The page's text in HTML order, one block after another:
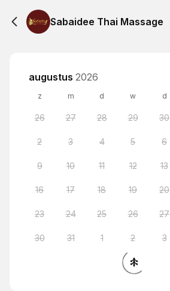
Sabaidee Thai Massage
augustus 2026
z m d w d
26 27 28 29 30
2 3 4 5 6
9 10 11 12 13
16 17 18 19 20
23 24 25 26 27
30 31 1 2 3